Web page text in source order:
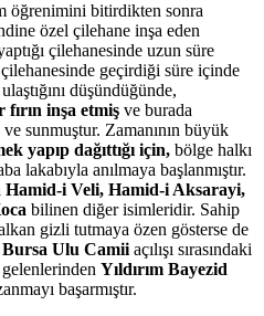
öğrenimini bitirdikten sonra
özel çilehane inşa eden
çilehanesinde uzun süre
geçirdiği süre içinde
düşündüğünde,
fırın inşa etmiş ve burada
sunmuştur. Zamanının büyük
yapıp dağıttığı için, bölge halkı
lakabıyla anılmaya başlanmıştır.
Hamid-i Veli, Hamid-i Aksarayi,
bilinen diğer isimleridir. Sahip
gizli tutmaya özen gösterse de
Bursa Ulu Camiiaçılışı sırasındaki
Yıldırım Bayezid
başarmıştır.